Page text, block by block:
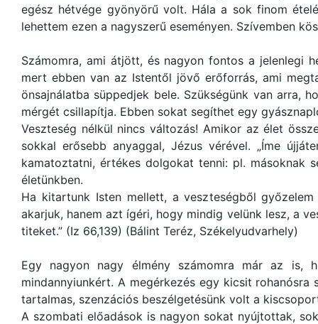
egész hétvége gyönyörű volt. Hála a sok finom
lehettem ezen a nagyszerű eseményen. Szívemben
Számomra, ami átjött, és nagyon fontos a jelenlegi
mert ebben van az Istentől jövő erőforrás, ami
önsajnálatba süppedjek bele. Szükségünk van arra,
mérgét csillapítja. Ebben sokat segíthet egy
Veszteség nélkül nincs változás! Amikor az élet
sokkal erősebb anyaggal, Jézus vérével. „Íme
kamatoztatni, értékes dolgokat tenni: pl. másoknak
életünkben.
Ha kitartunk Isten mellett, a veszteségből
akarjuk, hanem azt ígéri, hogy mindig velünk lesz, a
titeket.” (Iz 66,139) (Bálint Teréz, Székelyudvarhely)
Egy nagyon nagy élmény számomra már az is,
mindannyiunkért. A megérkezés egy kicsit
tartalmas, szenzációs beszélgetésünk volt a
A szombati előadások is nagyon sokat nyújtottak,